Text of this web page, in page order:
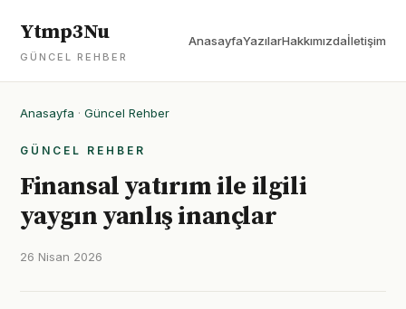
Ytmp3Nu
GÜNCEL REHBER
AnasayfaYazılarHakkımızdaİletişim
Anasayfa · Güncel Rehber
GÜNCEL REHBER
Finansal yatırım ile ilgili
yaygın yanlış inançlar
26 Nisan 2026